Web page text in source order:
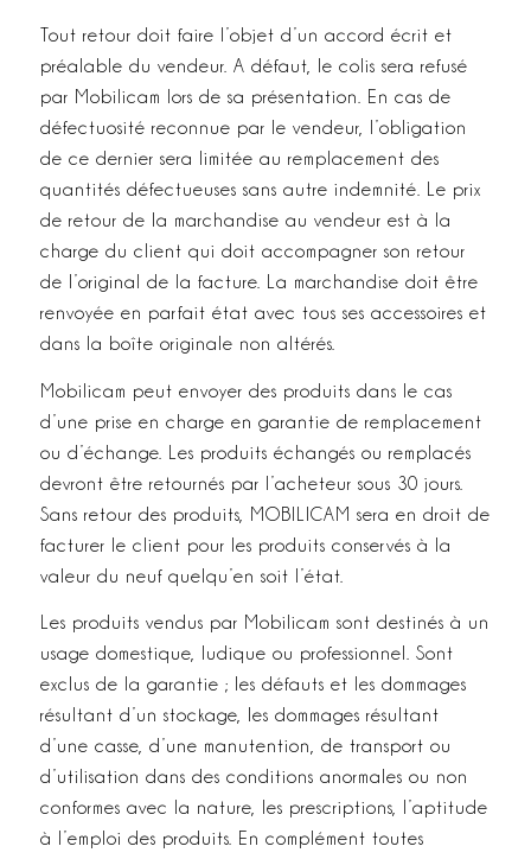
Tout retour doit faire l’objet d’un accord écrit et
préalable du vendeur. A défaut, le colis sera refusé
par Mobilicam lors de sa présentation. En cas de
défectuosité reconnue par le vendeur, l’obligation
de ce dernier sera limitée au remplacement des
quantités défectueuses sans autre indemnité. Le prix
de retour de la marchandise au vendeur est à la
charge du client qui doit accompagner son retour
de l’original de la facture. La marchandise doit être
renvoyée en parfait état avec tous ses accessoires et
dans la boîte originale non altérés.
Mobilicam peut envoyer des produits dans le cas
d’une prise en charge en garantie de remplacement
ou d’échange. Les produits échangés ou remplacés
devront être retournés par l’acheteur sous 30 jours.
Sans retour des produits, MOBILICAM sera en droit de
facturer le client pour les produits conservés à la
valeur du neuf quelqu’en soit l’état.
Les produits vendus par Mobilicam sont destinés à un
usage domestique, ludique ou professionnel. Sont
exclus de la garantie ; les défauts et les dommages
résultant d’un stockage, les dommages résultant
d’une casse, d’une manutention, de transport ou
d’utilisation dans des conditions anormales ou non
conformes avec la nature, les prescriptions, l’aptitude
à l’emploi des produits. En complément toutes